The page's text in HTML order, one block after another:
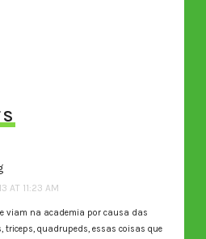
AT 11:23 AM
viam na academia por causa das
triceps, quadrupeds, essas coisas que